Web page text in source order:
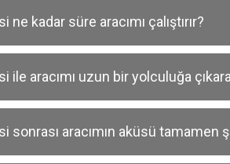
ne kadar süre aracımı çalıştırır?
ile aracımı uzun bir yolculuğa
sonrası aracımın aküsü tamamen